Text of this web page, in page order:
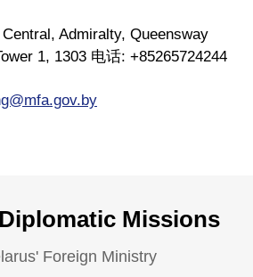
Admiralty, Queensway
1, 1303 电话: +85265724244
Missions
Foreign Ministry